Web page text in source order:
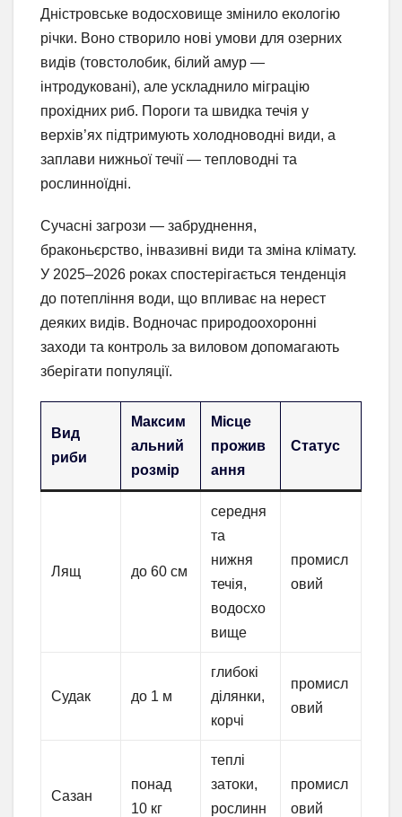
Дністровське водосховище змінило екологію
річки. Воно створило нові умови для озерних
видів (товстолобик, білий амур —
інтродуковані), але ускладнило міграцію
прохідних риб. Пороги та швидка течія у
верхів’ях підтримують холодноводні види, а
заплави нижньої течії — тепловодні та
рослинноїдні.
Сучасні загрози — забруднення,
браконьєрство, інвазивні види та зміна клімату.
У 2025–2026 роках спостерігається тенденція
до потепління води, що впливає на нерест
деяких видів. Водночас природоохоронні
заходи та контроль за виловом допомагають
зберігати популяції.
Вид
риби
Максим
альний
розмір
Місце
прожив
ання
Статус
Лящ до 60 см
середня
та
нижня
течія,
водосхо
вище
промисл
овий
Судак до 1 м
глибокі
ділянки,
корчі
промисл
овий
Сазан
понад
10 кг
теплі
затоки,
рослинн
промисл
овий